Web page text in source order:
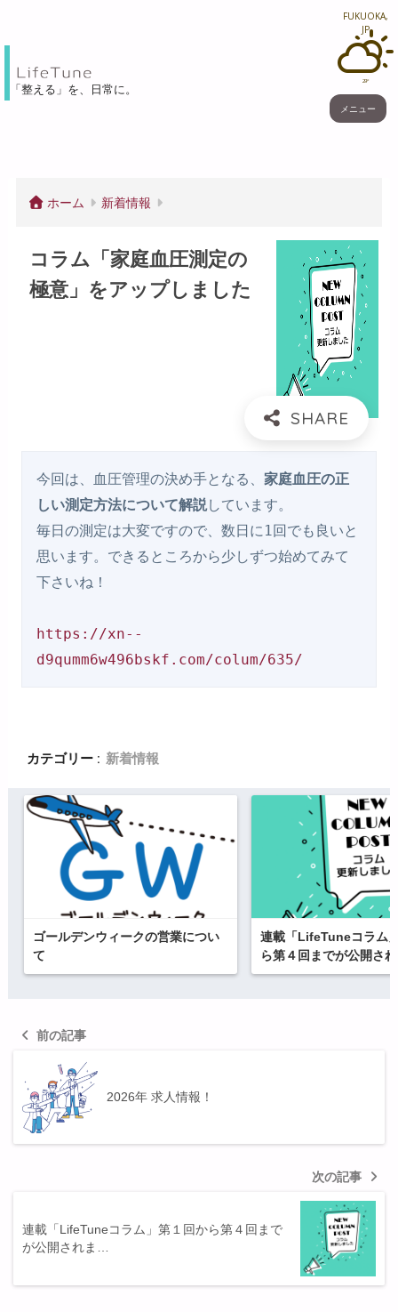
メニュー
「整える」を、⽇常に。
FUKUOKA,
JP
29°
ホーム 新着情報
コラム「家庭血圧測定の
極意」をアップしました
今回は、血圧管理の決め手となる、 家庭血圧の正
しい測定方法について解説しています。
毎日の測定は大変ですので、数日に1回でも良いと
思います。できるところから少しずつ始めてみて
下さいね！
https://xn--
d9qumm6w496bskf.com/colum/635/
カテゴリー : 新着情報
ゴールデンウィークの営業につい
て
連載「LifeTuneコラム
ら第４回までが公開さ
前の記事
2026年 求人情報！
次の記事
連載「LifeTuneコラム」第１回から第４回まで
が公開されま…